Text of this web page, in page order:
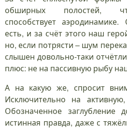
обширных полостей,
способствует
есть, и за счёт этого наш
но, если потрясти – шум
слышен довольно-таки
плюс: не на пассивную рыбу
А на какую же, спросит
Исключительно на
Обозначенное заглубление
истинная правда, даже с